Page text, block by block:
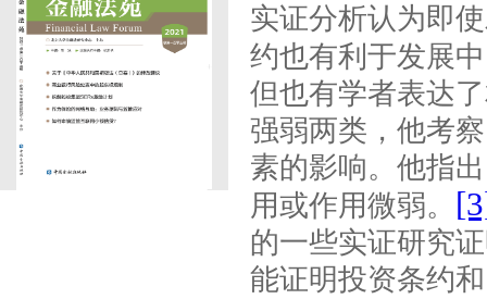
实证分析认为即
约也有利于发展
但也有学者表达
强弱两类，他考
素的影响。他指
用或作用微弱。
的一些实证研究
能证明投资条约